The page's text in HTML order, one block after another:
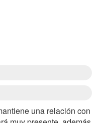
una relación con